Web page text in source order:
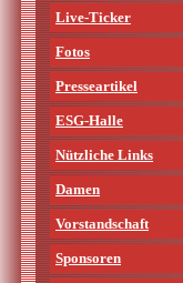
Live-Ticker
Fotos
Presseartikel
ESG-Halle
Nützliche Links
Damen
Vorstandschaft
Sponsoren